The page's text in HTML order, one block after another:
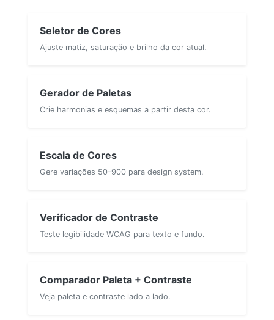
Seletor de Cores
Ajuste matiz, saturação e brilho da cor atual.
Gerador de Paletas
Crie harmonias e esquemas a partir desta cor.
Escala de Cores
Gere variações 50–900 para design system.
Verificador de Contraste
Teste legibilidade WCAG para texto e fundo.
Comparador Paleta + Contraste
Veja paleta e contraste lado a lado.